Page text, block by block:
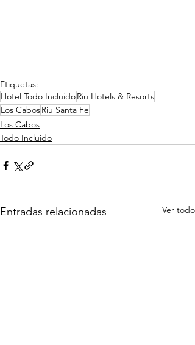
Etiquetas:
Hotel Todo IncluidoRiu Hotels & Resorts
Los CabosRiu Santa Fe
Los Cabos
Todo Incluido
Entradas relacionadas Ver todo